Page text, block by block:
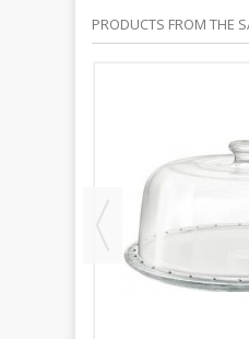
PRODUCTS FROM THE